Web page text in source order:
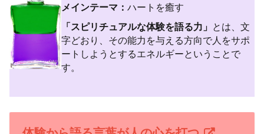
メインテーマ：ハートを癒す
「スピリチュアルな体験を語る力」 とは、文
字どおり、その能力を与える方向で人をサポ
ートしようとするエネルギーということで
す。